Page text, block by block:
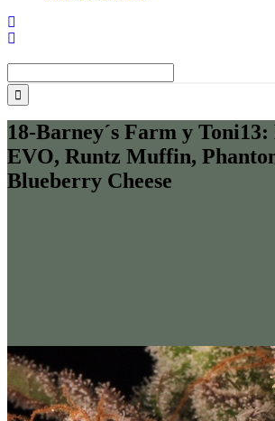
18-Barney´s Farm y
EVO, Runtz Muffin,
Blueberry Cheese